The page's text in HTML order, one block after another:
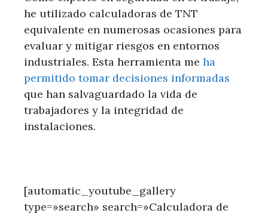
he utilizado calculadoras de TNT
equivalente en numerosas ocasiones para
evaluar y mitigar riesgos en entornos
industriales. Esta herramienta me ha
permitido tomar decisiones informadas
que han salvaguardado la vida de
trabajadores y la integridad de
instalaciones.
[automatic_youtube_gallery
type=»search» search=»Calculadora de